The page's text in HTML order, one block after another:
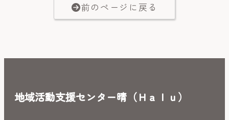
前のページに戻る
地域活動支援センター晴（Ｈａｌｕ）